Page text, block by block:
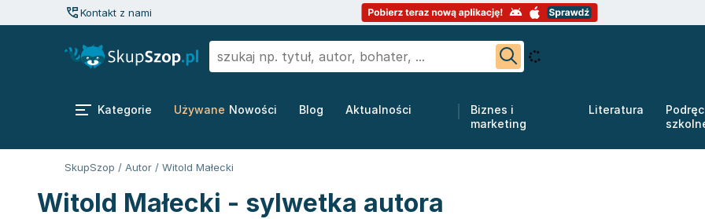
Kontakt z nami
Kategorie Używane Nowości Blog Aktualności
Biznes i
marketing
Literatura
SkupSzop / Autor / Witold Małecki
Witold Małecki - sylwetka autora